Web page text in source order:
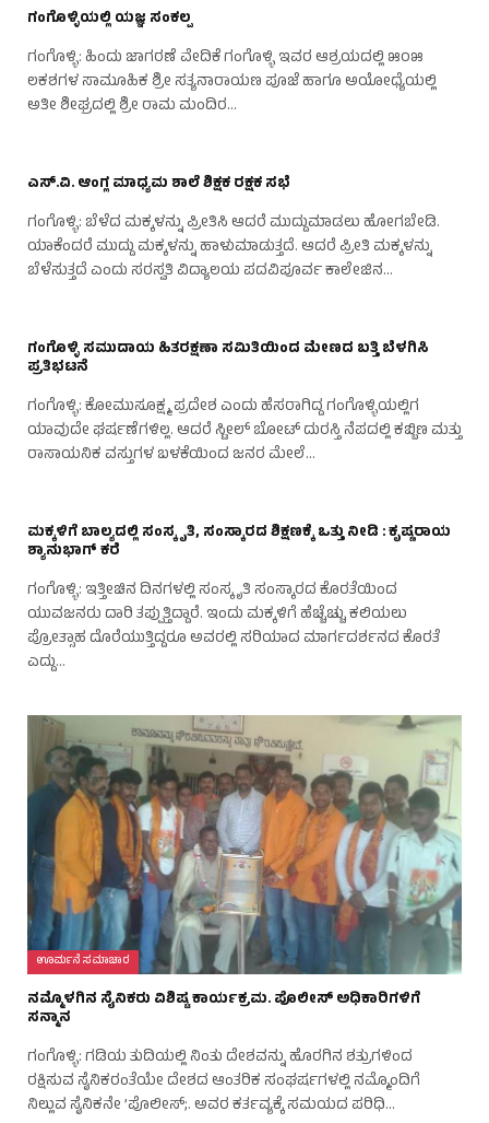
ಗಂಗೊಳ್ಳಿಯಲ್ಲಿ ಯಜ್ಞ ಸಂಕಲ್ಪ
ಗಂಗೊಳ್ಳಿ: ಹಿಂದು ಜಾಗರಣೆ ವೇದಿಕೆ ಗಂಗೊಳ್ಳಿ ಇವರ ಆಶ್ರಯದಲ್ಲಿ ೫೦೫
ಲಕಶಗಳ ಸಾಮೂಹಿಕ ಶ್ರೀ ಸತ್ಯನಾರಾಯಣ ಪೂಜೆ ಹಾಗೂ ಅಯೋಧ್ಯೆಯಲ್ಲಿ
ಅತೀ ಶೀಘ್ರದಲ್ಲಿ ಶ್ರೀ ರಾಮ ಮಂದಿರ…
ಎಸ್.ವಿ. ಆಂಗ್ಲ ಮಾಧ್ಯಮ ಶಾಲೆ ಶಿಕ್ಷಕ ರಕ್ಷಕ ಸಭೆ
ಗಂಗೊಳ್ಳಿ: ಬೆಳೆದ ಮಕ್ಕಳನ್ನು ಪ್ರೀತಿಸಿ ಆದರೆ ಮುದ್ದುಮಾಡಲು ಹೋಗಬೇಡಿ.
ಯಾಕೆಂದರೆ ಮುದ್ದು ಮಕ್ಕಳನ್ನು ಹಾಳುಮಾಡುತ್ತದೆ. ಆದರೆ ಪ್ರೀತಿ ಮಕ್ಕಳನ್ನು
ಬೆಳೆಸುತ್ತದೆ ಎಂದು ಸರಸ್ವತಿ ವಿದ್ಯಾಲಯ ಪದವಿಪೂರ್ವ ಕಾಲೇಜಿನ…
ಗಂಗೊಳ್ಳಿ ಸಮುದಾಯ ಹಿತರಕ್ಷಣಾ ಸಮಿತಿಯಿಂದ ಮೇಣದ ಬತ್ತಿ ಬೆಳಗಿಸಿ
ಪ್ರತಿಭಟನೆ
ಗಂಗೊಳ್ಳಿ: ಕೋಮುಸೂಕ್ಷ್ಮ ಪ್ರದೇಶ ಎಂದು ಹೆಸರಾಗಿದ್ದ ಗಂಗೊಳ್ಳಿಯಲ್ಲಿಗ
ಯಾವುದೇ ಘರ್ಷಣೆಗಳಿಲ್ಲ. ಆದರೆ ಸ್ಟೀಲ್ ಬೋಟ್ ದುರಸ್ತಿ ನೆಪದಲ್ಲಿ ಕಬ್ಬಿಣ ಮತ್ತು
ರಾಸಾಯನಿಕ ವಸ್ತುಗಳ ಬಳಕೆಯಿಂದ ಜನರ ಮೇಲೆ…
ಮಕ್ಕಳಿಗೆ ಬಾಲ್ಯದಲ್ಲಿ ಸಂಸ್ಕೃತಿ, ಸಂಸ್ಕಾರದ ಶಿಕ್ಷಣಕ್ಕೆ ಒತ್ತು ನೀಡಿ : ಕೃಷ್ಣರಾಯ
ಶ್ಯಾನುಭಾಗ್ ಕರೆ
ಗಂಗೊಳ್ಳಿ: ಇತ್ತೀಚಿನ ದಿನಗಳಲ್ಲಿ ಸಂಸ್ಕೃತಿ ಸಂಸ್ಕಾರದ ಕೊರತೆಯಿಂದ
ಯುವಜನರು ದಾರಿ ತಪ್ಪುತ್ತಿದ್ದಾರೆ. ಇಂದು ಮಕ್ಕಳಿಗೆ ಹೆಚ್ಚೆಚ್ಚು ಕಲಿಯಲು
ಪ್ರೋತ್ಸಾಹ ದೊರೆಯುತ್ತಿದ್ದರೂ ಅವರಲ್ಲಿ ಸರಿಯಾದ ಮಾರ್ಗದರ್ಶನದ ಕೊರತೆ
ಎದ್ದು…
ಊರ್ಮನೆ ಸಮಾಚಾರ
ನಮ್ಮೊಳಗಿನ ಸೈನಿಕರು ವಿಶಿಷ್ಟ ಕಾರ್ಯಕ್ರಮ. ಪೊಲೀಸ್ ಅಧಿಕಾರಿಗಳಿಗೆ
ಸನ್ಮಾನ
ಗಂಗೊಳ್ಳಿ: ಗಡಿಯ ತುದಿಯಲ್ಲಿ ನಿಂತು ದೇಶವನ್ನು ಹೊರಗಿನ ಶತ್ರುಗಳಿಂದ
ರಕ್ಷಿಸುವ ಸೈನಿಕರಂತೆಯೇ ದೇಶದ ಆಂತರಿಕ ಸಂಘರ್ಷಗಳಲ್ಲಿ ನಮ್ಮೊಂದಿಗೆ
ನಿಲ್ಲುವ ಸೈನಿಕನೇ ’ಪೊಲೀಸ್;. ಅವರ ಕರ್ತವ್ಯಕ್ಕೆ ಸಮಯದ ಪರಿಧಿ…